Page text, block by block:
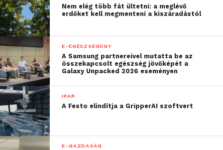
Zökkenőmentes kapcsolat a
számítógép és a telefon között:
felhasználók a Windowshoz a Galaxy
Note10 gyors elérés paneljén keresztül
kapcsolódhatnak, így egyszerűen és
kényelmesen küldhetnek üzeneteket,
kezelhetik az értesítéseiket,
szinkronizálhatnak fotókat vagy
tükrözhetik a telefon kijelzőjét a
számítógépükre. A szolgáltatás
folytonossága olyan kapcsolatot hoz
létre bármely Windows 10 operációs
Nem elég több fát ültetni: a meglévő
erdőket kell megmenteni a kiszáradástól
E-EGÉSZSÉGÜGY
A Samsung partnereivel mutatta be az
összekapcsolt egészség jövőképét a
Galaxy Unpacked 2026 eseményen
IPAR
A Festo elindítja a GripperAI szoftvert
E-GAZDASÁG